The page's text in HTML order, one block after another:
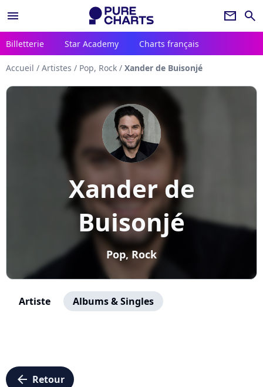
menu newsletter search
Billetterie Star Academy Charts français
Accueil / Artistes / Pop, Rock / Xander de Buisonjé
Xander de
Buisonjé
Pop, Rock
Artiste Albums & Singles
arrow_left Retour